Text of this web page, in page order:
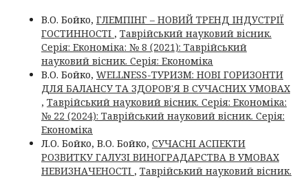
В.О. Бойко, ГЛЕМПІНГ – НОВИЙ ТРЕНД ІНДУСТРІЇ
ГОСТИННОСТІ , Таврійський науковий вісник.
Серія: Економіка: № 8 (2021): Таврійський
науковий вісник. Серія: Економіка
В.О. Бойко, WELLNESS-ТУРИЗМ: НОВІ ГОРИЗОНТИ
ДЛЯ БАЛАНСУ ТА ЗДОРОВ'Я В СУЧАСНИХ УМОВАХ
, Таврійський науковий вісник. Серія: Економіка:
№ 22 (2024): Таврійський науковий вісник. Серія:
Економіка
Л.О. Бойко, В.О. Бойко, СУЧАСНІ АСПЕКТИ
РОЗВИТКУ ГАЛУЗІ ВИНОГРАДАРСТВА В УМОВАХ
НЕВИЗНАЧЕНОСТІ , Таврійський науковий вісник.